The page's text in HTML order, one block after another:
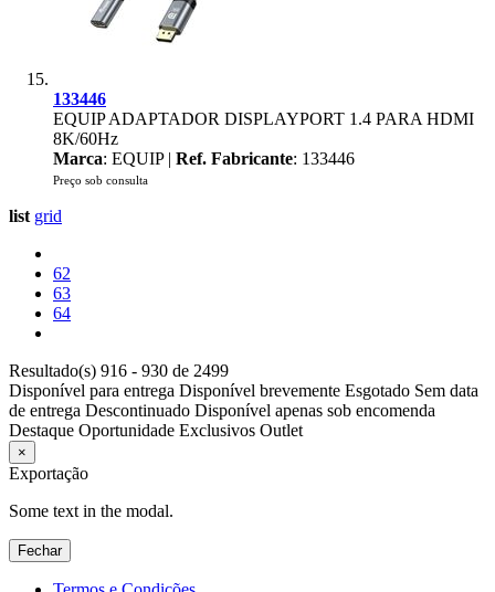
133446
EQUIP ADAPTADOR DISPLAYPORT 1.4 PARA HDMI
8K/60Hz
Marca: EQUIP | Ref. Fabricante: 133446
Preço sob consulta
list grid
62
63
64
Resultado(s) 916 - 930 de 2499
Disponível para entrega Disponível brevemente Esgotado Sem data
de entrega Descontinuado Disponível apenas sob encomenda
Destaque Oportunidade Exclusivos Outlet
×
Exportação
Some text in the modal.
Fechar